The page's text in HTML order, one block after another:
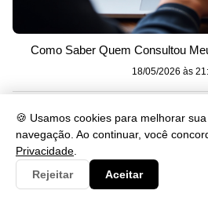
🍪 Usamos cookies para melhorar
navegação. Ao continuar, você
Privacidade
Rejeitar
Aceitar
Como Saber Quem Consultou
18/05/2026 às
Categorias
Artes
Consulta